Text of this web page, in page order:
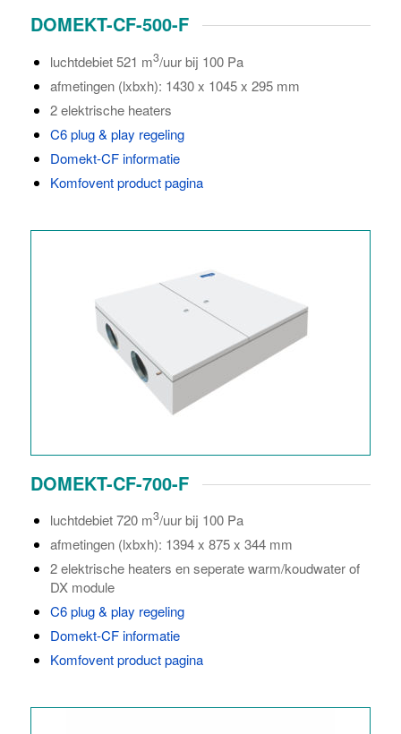
DOMEKT-CF-500-F
luchtdebiet 521 m3/uur bij 100 Pa
afmetingen (lxbxh): 1430 x 1045 x 295 mm
2 elektrische heaters
C6 plug & play regeling
Domekt-CF informatie
Komfovent product pagina
DOMEKT-CF-700-F
luchtdebiet 720 m3/uur bij 100 Pa
afmetingen (lxbxh): 1394 x 875 x 344 mm
2 elektrische heaters en seperate warm/koudwater of
DX module
C6 plug & play regeling
Domekt-CF informatie
Komfovent product pagina